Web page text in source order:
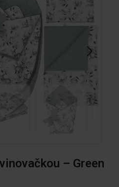
– Green